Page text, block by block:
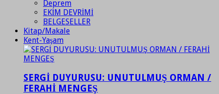
Deprem
EKİM DEVRİMİ
BELGESELLER
Kitap/Makale
Kent-Yaşam
SERGİ DUYURUSU: UNUTULMUŞ ORMAN /
FERAHİ MENGEŞ